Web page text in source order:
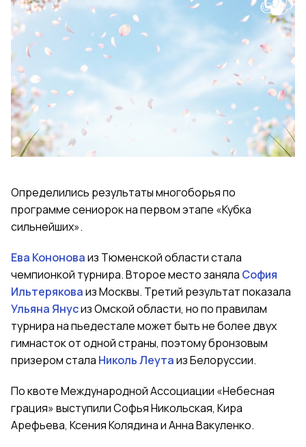
Определились результаты многоборья по
программе сениорок на первом этапе «Кубка
сильнейших».
Ева Кононоваиз Тюменской области стала
чемпионкой турнира. Второе место заняла София
Ильтеряковаиз Москвы. Третий результат показала
Ульяна Янусиз Омской области, но по правилам
турнира на пьедестале может быть не более двух
гимнасток от одной страны, поэтому бронзовым
призером стала Николь Леутаиз Белоруссии.
По квоте Международной Ассоциации «Небесная
грация» выступили Софья Никольская, Кира
Арефьева, Ксения Колядина и Анна Вакуленко.